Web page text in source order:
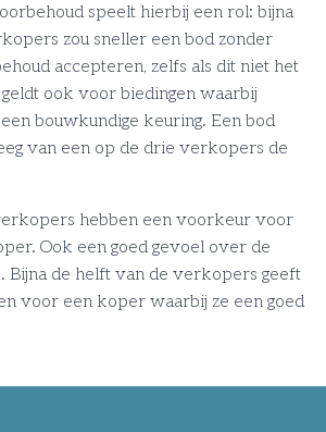
speelt hierbij een rol: bijna
zou sneller een bod zonder
accepteren, zelfs als dit niet het
ook voor biedingen waarbij
bouwkundige keuring. Een bod
van een op de drie verkopers de
hebben een voorkeur voor
Ook een goed gevoel over de
Bijna de helft van de verkopers geeft
voor een koper waarbij ze een goed